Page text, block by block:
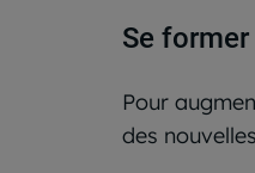
Se
Pour
des